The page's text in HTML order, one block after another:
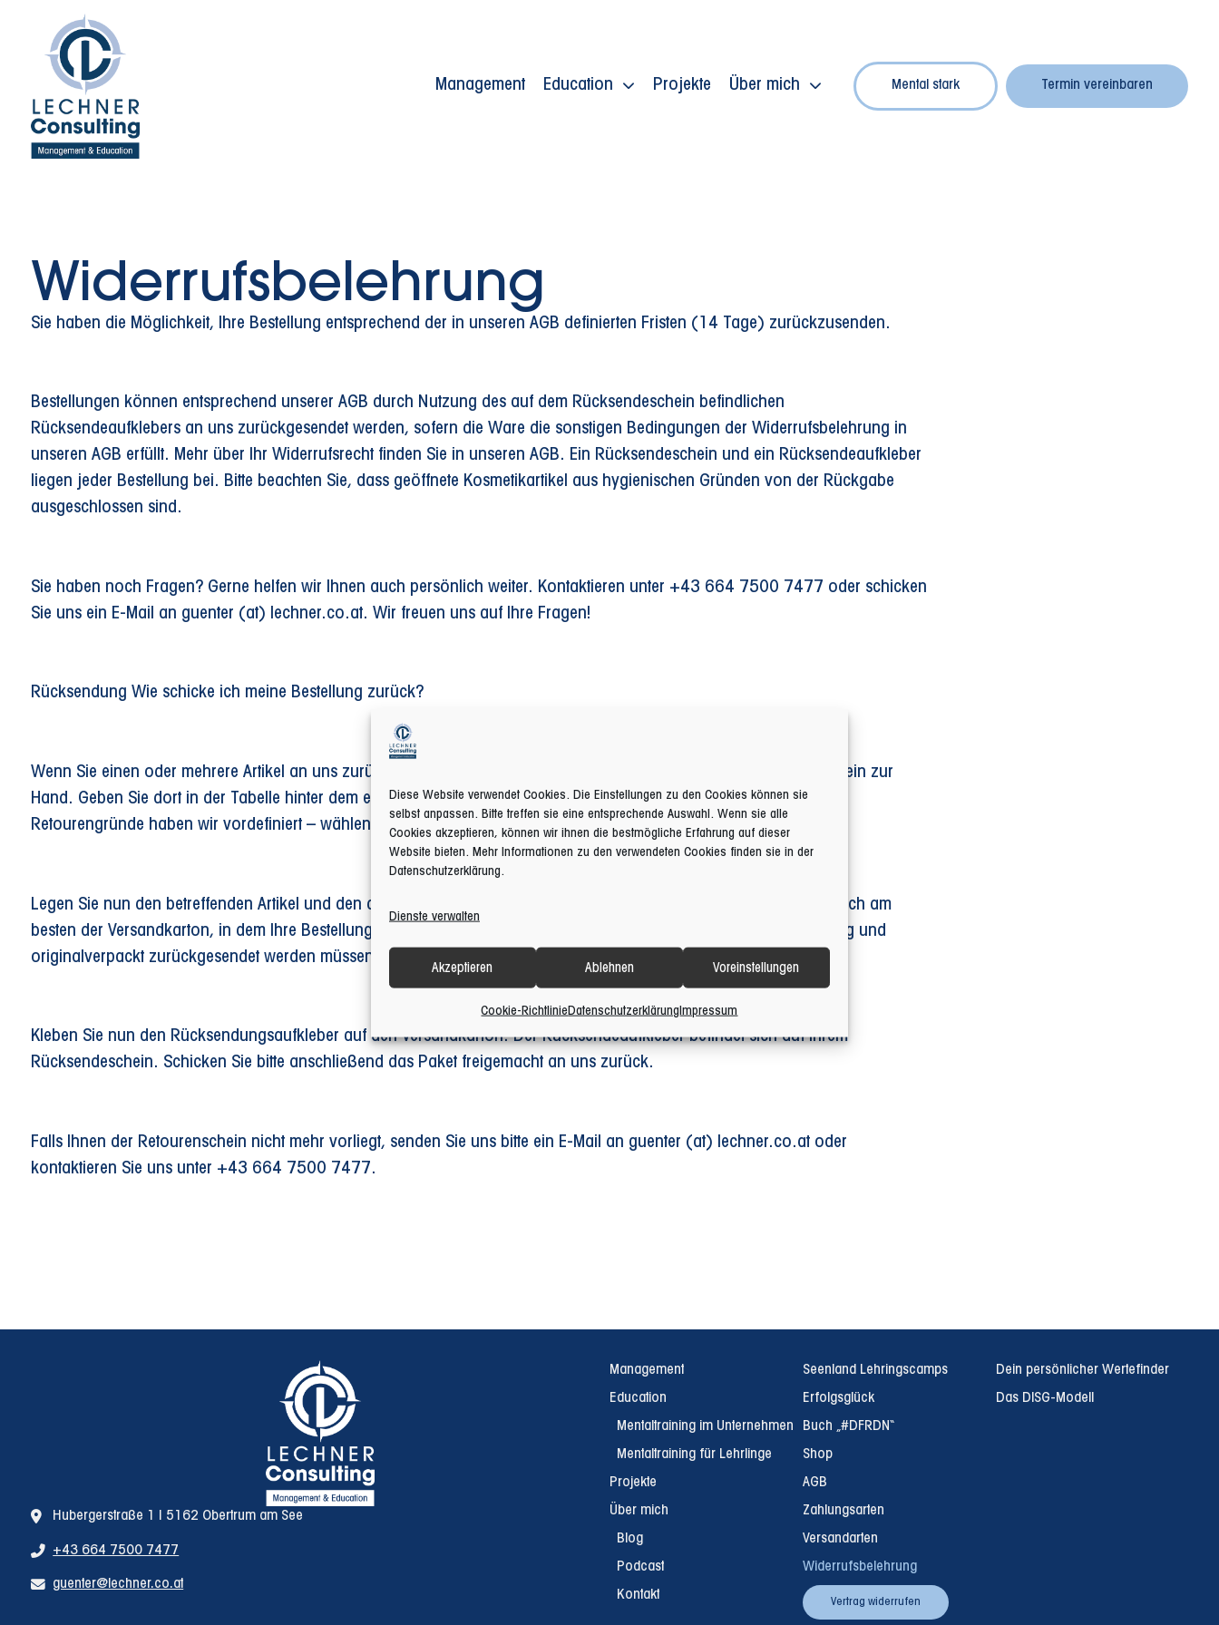
Diese Website verwendet Cookies. Die Einstellungen zu den Cookies können sie
selbst anpassen. Bitte treffen sie eine entsprechende Auswahl. Wenn sie alle
Cookies akzeptieren, können wir ihnen die bestmögliche Erfahrung auf dieser
Website bieten. Mehr Informationen zu den verwendeten Cookies finden sie in der
Datenschutzerklärung.
Dienste verwalten
Akzeptieren Ablehnen Voreinstellungen
Cookie-Richtlinie Datenschutzerklärung Impressum
Management Education Projekte Über mich Mental stark Termin vereinbaren
Widerrufs­belehrung
Sie haben die Möglichkeit, Ihre Bestellung entsprechend der in unseren AGB definierten Fristen (14 Tage) zurückzusenden.
Bestellungen können entsprechend unserer AGB durch Nutzung des auf dem Rücksendeschein befindlichen
Rücksendeaufklebers an uns zurückgesendet werden, sofern die Ware die sonstigen Bedingungen der Widerrufsbelehrung in
unseren AGB erfüllt. Mehr über Ihr Widerrufsrecht finden Sie in unseren AGB. Ein Rücksendeschein und ein Rücksendeaufkleber
liegen jeder Bestellung bei. Bitte beachten Sie, dass geöffnete Kosmetikartikel aus hygienischen Gründen von der Rückgabe
ausgeschlossen sind.
Sie haben noch Fragen? Gerne helfen wir Ihnen auch persönlich weiter. Kontaktieren unter +43 664 7500 7477 oder schicken
Sie uns ein E-Mail an guenter (at) lechner.co.at. Wir freuen uns auf Ihre Fragen!
Rücksendung Wie schicke ich meine Bestellung zurück?
Wenn Sie einen oder mehrere Artikel an uns zurückschicken möchten, nehmen Sie bitte zunächst den Rücksendeschein zur
Hand. Geben Sie dort in der Tabelle hinter dem entsprechenden Artikel den Grund für Ihre Retoure an. Die möglichen
Retourengründe haben wir vordefiniert – wählen Sie einfach den jeweiligen Grund aus.
Legen Sie nun den betreffenden Artikel und den ausgefüllten Retourenschein in einen Versandkarton. Hierfür eignet sich am
besten der Versandkarton, in dem Ihre Bestellung geliefert wurde. Bitte beachten Sie, dass die Artikel immer vollständig und
originalverpackt zurückgesendet werden müssen.
Kleben Sie nun den Rücksendungsaufkleber auf den Versandkarton. Der Rücksendeaufkleber befindet sich auf Ihrem
Rücksendeschein. Schicken Sie bitte anschließend das Paket freigemacht an uns zurück.
Falls Ihnen der Retourenschein nicht mehr vorliegt, senden Sie uns bitte ein E-Mail an guenter (at) lechner.co.at oder
kontaktieren Sie uns unter +43 664 7500 7477.
Hubergerstraße 1 | 5162 Obertrum am See
+43 664 7500 7477
guenter@lechner.co.at
Management
Education
Mentaltraining im Unternehmen
Mentaltraining für Lehrlinge
Projekte
Über mich
Blog
Podcast
Kontakt
Seenland Lehringscamps
Erfolgsglück
Buch „#DFRDN“
Shop
AGB
Zahlungsarten
Versandarten
Widerrufsbelehrung
Vertrag widerrufen
Dein persönlicher Wertefinder
Das DISG-Modell